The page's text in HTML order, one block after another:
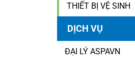
THIẾT BỊ VỆ SINH
DỊCH VỤ
ĐẠI LÝ ASPAVN